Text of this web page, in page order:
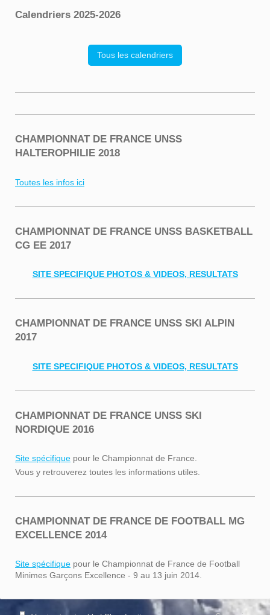
Calendriers 2025-2026
Tous les calendriers
CHAMPIONNAT DE FRANCE UNSS
HALTEROPHILIE 2018
Toutes les infos ici
CHAMPIONNAT DE FRANCE UNSS BASKETBALL
CG EE 2017
SITE SPECIFIQUE PHOTOS & VIDEOS, RESULTATS
CHAMPIONNAT DE FRANCE UNSS SKI ALPIN
2017
SITE SPECIFIQUE PHOTOS & VIDEOS, RESULTATS
CHAMPIONNAT DE FRANCE UNSS SKI
NORDIQUE 2016
Site spécifique pour le Championnat de France.
Vous y retrouverez toutes les informations utiles.
CHAMPIONNAT DE FRANCE DE FOOTBALL MG
EXCELLENCE 2014
Site spécifique pour le Championnat de France de Football
Minimes Garçons Excellence - 9 au 13 juin 2014.